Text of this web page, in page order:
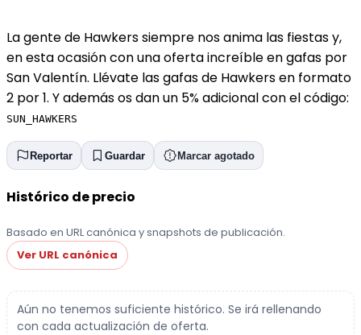
La gente de Hawkers siempre nos anima las fiestas y,
en esta ocasión con una oferta increíble en gafas por
San Valentín. Llévate las gafas de Hawkers en formato
2 por 1. Y además os dan un 5% adicional con el código:
SUN_HAWKERS
Reportar Guardar Marcar agotado
Histórico de precio
Basado en URL canónica y snapshots de publicación.
Ver URL canónica
Aún no tenemos suficiente histórico. Se irá rellenando
con cada actualización de oferta.